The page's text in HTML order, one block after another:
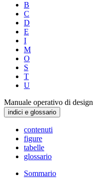
B
C
D
E
I
M
O
S
T
U
Manuale operativo di design
indici e glossario
contenuti
figure
tabelle
glossario
Sommario